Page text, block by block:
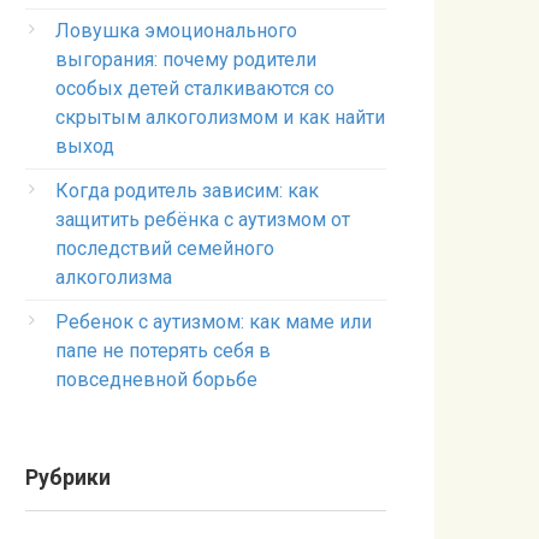
Ловушка эмоционального
выгорания: почему родители
особых детей сталкиваются со
скрытым алкоголизмом и как найти
выход
Когда родитель зависим: как
защитить ребёнка с аутизмом от
последствий семейного
алкоголизма
Ребенок с аутизмом: как маме или
папе не потерять себя в
повседневной борьбе
Рубрики